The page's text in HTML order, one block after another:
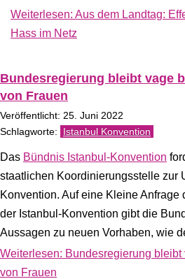
Weiterlesen: Aus dem Landtag:
Hass im Netz
Bundesregierung bleibt vage
von Frauen
Veröffentlicht: 25. Juni 2022
Istanbul Konvention
Das Bündnis Istanbul-Konvention
staatlichen Koordinierungsstelle zur
Konvention. Auf eine Kleine Anfrage
der Istanbul-Konvention gibt die
Aussagen zu neuen Vorhaben, wie
Weiterlesen: Bundesregierung
von Frauen